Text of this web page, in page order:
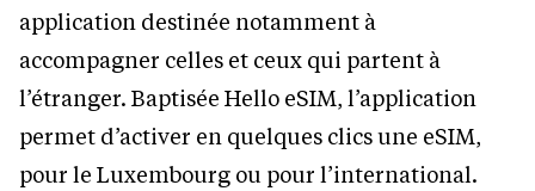
application destinée notamment à
accompagner celles et ceux qui partent à
l’étranger. Baptisée Hello eSIM, l’application
permet d’activer en quelques clics une eSIM,
pour le Luxembourg ou pour l’international.